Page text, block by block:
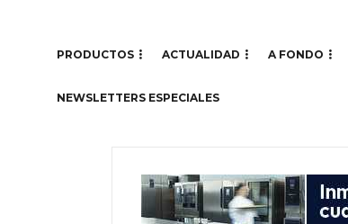
PRODUCTOS ACTUALIDAD A FONDO
NEWSLETTERS ESPECIALES